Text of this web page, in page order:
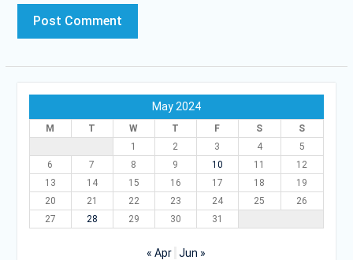
May 2024
M T W T F S
S
1
2 3 4
5
6
7 8 9 10 11
12
13
14 15 16 17 18
19
20
21 22 23 24 25
26
27
28 29 30 31
« Apr Jun »